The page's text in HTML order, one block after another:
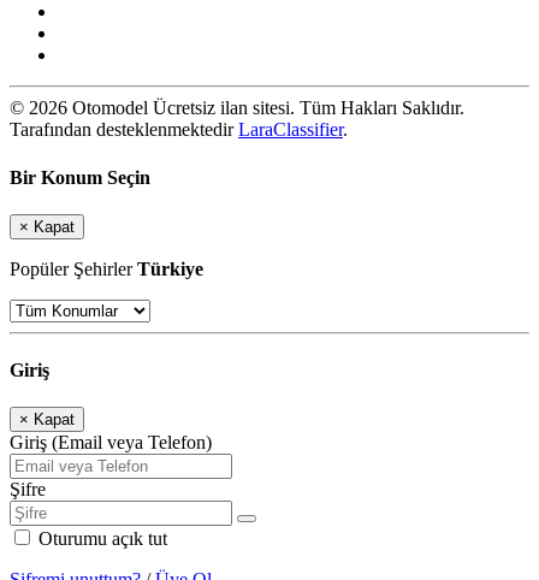
© 2026 Otomodel Ücretsiz ilan sitesi. Tüm Hakları Saklıdır.
Tarafından desteklenmektedirLaraClassifier.
Bir Konum Seçin
× Kapat
Popüler ŞehirlerTürkiye
Giriş
× Kapat
Giriş (Email veya Telefon)
Şifre
Oturumu açık tut